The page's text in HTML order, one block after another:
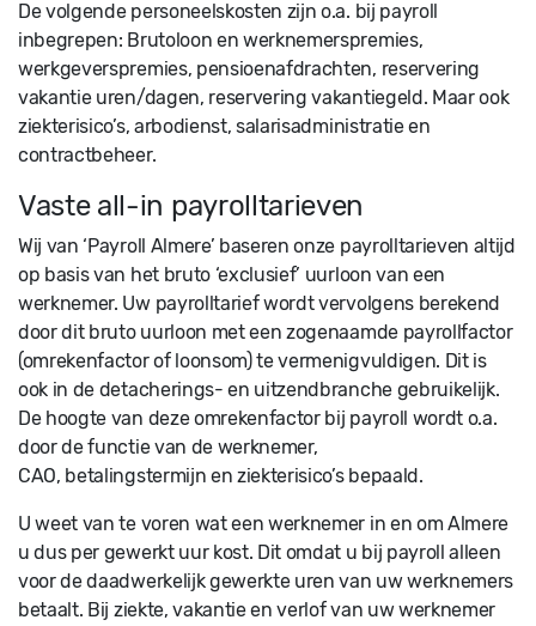
De volgende personeelskosten zijn o.a. bij payroll
inbegrepen: Brutoloon en werknemerspremies,
werkgeverspremies, pensioenafdrachten, reservering
vakantie uren/dagen, reservering vakantiegeld. Maar ook
ziekterisico’s, arbodienst, salarisadministratie en
contractbeheer.
Vaste all-in payrolltarieven
Wij van ‘Payroll Almere’ baseren onze payrolltarieven altijd
op basis van het bruto ‘exclusief’ uurloon van een
werknemer. Uw payrolltarief wordt vervolgens berekend
door dit bruto uurloon met een zogenaamde payrollfactor
(omrekenfactor of loonsom) te vermenigvuldigen. Dit is
ook in de detacherings- en uitzendbranche gebruikelijk.
De hoogte van deze omrekenfactor bij payroll wordt o.a.
door de functie van de werknemer,
CAO, betalingstermijn en ziekterisico’s bepaald.
U weet van te voren wat een werknemer in en om Almere
u dus per gewerkt uur kost. Dit omdat u bij payroll alleen
voor de daadwerkelijk gewerkte uren van uw werknemers
betaalt. Bij ziekte, vakantie en verlof van uw werknemer